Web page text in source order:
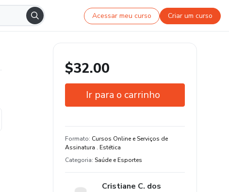
Acessar meu curso Criar um curso
$32.00
Ir para o carrinho
Certificado de conclusão
Estude do seu jeito e em qualquer
dispositivo
Formato: Cursos Online e Serviços de
Assinatura . Estética
Categoria: Saúde e Esportes
Cristiane C. dos